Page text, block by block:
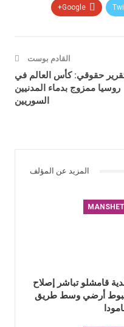
Google+
القادم بوست
حقوقي: كأس العالم في
روسيا ممزوج بدماء المدنيين
السوريين
المزيد عن المؤلف
MANSHET
قامشلو تباشر إصلاح
أرضي وسط طريق